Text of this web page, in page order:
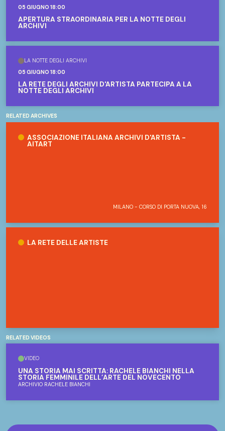
05 GIUGNO 18:00
APERTURA STRAORDINARIA PER LA NOTTE DEGLI
ARCHIVI
LA NOTTE DEGLI ARCHIVI
05 GIUGNO 18:00
LA RETE DEGLI ARCHIVI D'ARTISTA PARTECIPA A LA
NOTTE DEGLI ARCHIVI
RELATED ARCHIVES
ASSOCIAZIONE ITALIANA ARCHIVI D'ARTISTA -
AITART
MILANO - CORSO DI PORTA NUOVA, 16
LA RETE DELLE ARTISTE
RELATED VIDEOS
VIDEO
UNA STORIA MAI SCRITTA: RACHELE BIANCHI NELLA
STORIA FEMMINILE DELL’ARTE DEL NOVECENTO
ARCHIVIO RACHELE BIANCHI